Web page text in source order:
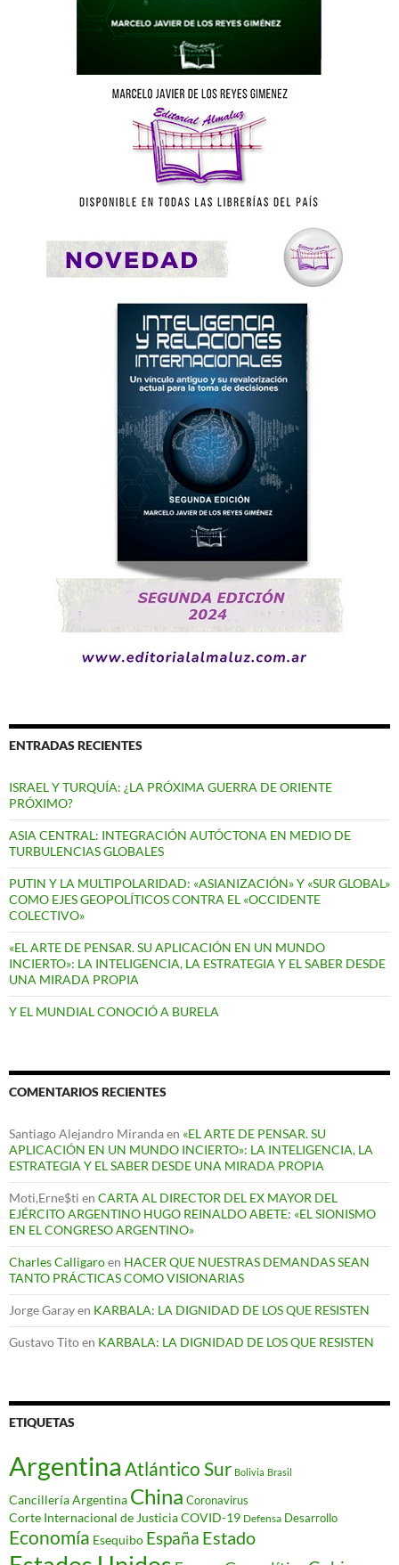
ENTRADAS RECIENTES
ISRAEL Y TURQUÍA: ¿LA PRÓXIMA GUERRA DE ORIENTE
PRÓXIMO?
ASIA CENTRAL: INTEGRACIÓN AUTÓCTONA EN MEDIO DE
TURBULENCIAS GLOBALES
PUTIN Y LA MULTIPOLARIDAD: «ASIANIZACIÓN» Y «SUR GLOBAL»
COMO EJES GEOPOLÍTICOS CONTRA EL «OCCIDENTE
COLECTIVO»
«EL ARTE DE PENSAR. SU APLICACIÓN EN UN MUNDO
INCIERTO»: LA INTELIGENCIA, LA ESTRATEGIA Y EL SABER DESDE
UNA MIRADA PROPIA
Y EL MUNDIAL CONOCIÓ A BURELA
COMENTARIOS RECIENTES
Santiago Alejandro Mirandaen «EL ARTE DE PENSAR. SU
APLICACIÓN EN UN MUNDO INCIERTO»: LA INTELIGENCIA, LA
ESTRATEGIA Y EL SABER DESDE UNA MIRADA PROPIA
Moti,Erne$ti en CARTA AL DIRECTOR DEL EX MAYOR DEL
EJÉRCITO ARGENTINO HUGO REINALDO ABETE: «EL SIONISMO
EN EL CONGRESO ARGENTINO»
Charles Calligaroen HACER QUE NUESTRAS DEMANDAS SEAN
TANTO PRÁCTICAS COMO VISIONARIAS
Jorge Garayen KARBALA: LA DIGNIDAD DE LOS QUE RESISTEN
Gustavo Titoen KARBALA: LA DIGNIDAD DE LOS QUE RESISTEN
ETIQUETAS
Argentina Atlántico Sur Bolivia Brasil
Cancillería Argentina China Coronavirus
Corte Internacional de JusticiaCOVID-19 Defensa Desarrollo
Economía Esequibo España Estado